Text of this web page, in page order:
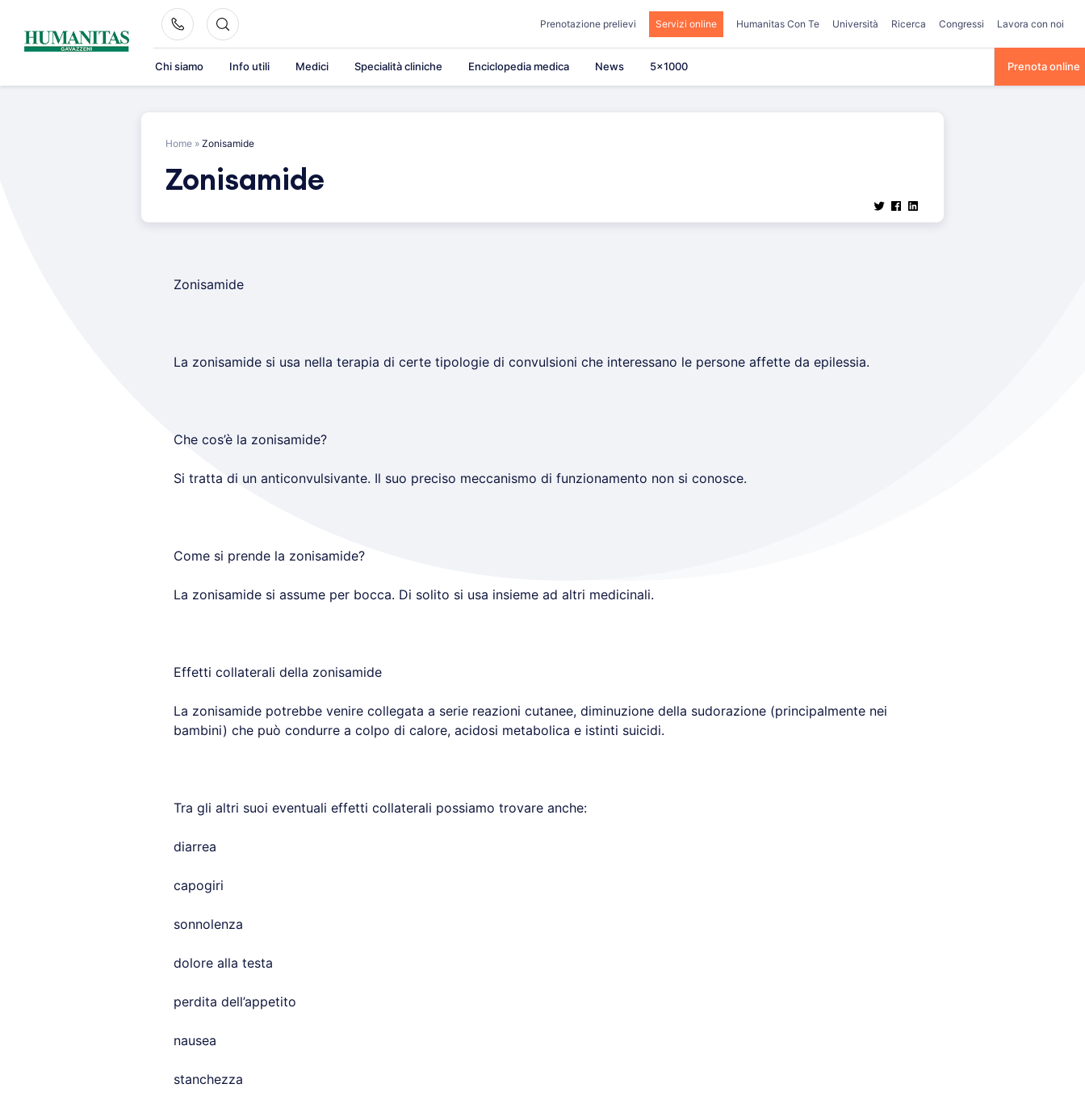
content
Prenotazione prelievi Servizi online Humanitas Con Te Università Ricerca Congressi Lavora con noi
Chi siamo Info utili Medici Specialità cliniche Enciclopedia medica News 5×1000 Prenota online
Home » Zonisamide
Zonisamide
Zonisamide
La zonisamide si usa nella terapia di certe tipologie di convulsioni che interessano le persone affette da epilessia.
Che cos’è la zonisamide?
Si tratta di un anticonvulsivante. Il suo preciso meccanismo di funzionamento non si conosce.
Come si prende la zonisamide?
La zonisamide si assume per bocca. Di solito si usa insieme ad altri medicinali.
Effetti collaterali della zonisamide
La zonisamide potrebbe venire collegata a serie reazioni cutanee, diminuzione della sudorazione (principalmente nei
bambini) che può condurre a colpo di calore, acidosi metabolica e istinti suicidi.
Tra gli altri suoi eventuali effetti collaterali possiamo trovare anche:
diarrea
capogiri
sonnolenza
dolore alla testa
perdita dell’appetito
nausea
stanchezza